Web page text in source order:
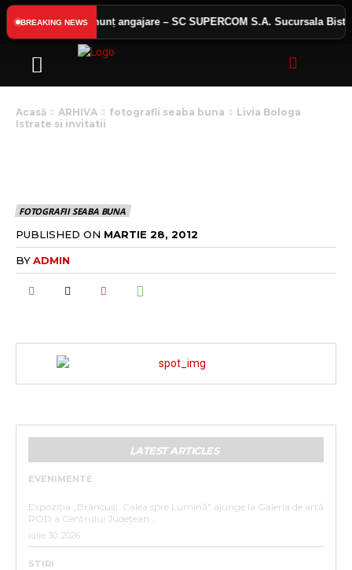
BREAKING NEWSAnunț angajare – SC SUPERCOM S.A. Sucursala Bistrița
Acasă ARHIVA fotografii seaba buna
Livia Bologa
Istrate si invitatii
FOTOGRAFII SEABA BUNA
PUBLISHED ON MARTIE 28, 2012
BYADMIN
LATEST ARTICLES
EVENIMENTE
Expoziția „Brâncuși. Calea spre Lumină" ajunge la Galeria de artă
ROD a Centrului Județean...
iulie 30, 2026
STIRI